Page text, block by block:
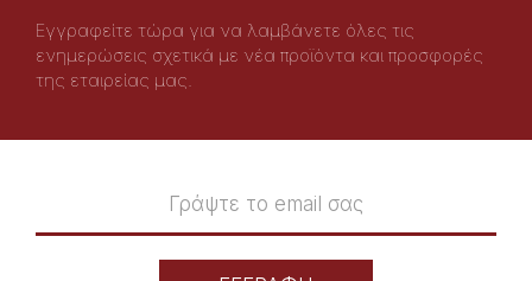
Εγγραφείτε τώρα για να λαμβάνετε όλες τις
ενημερώσεις σχετικά με νέα προϊόντα και προσφορές
της εταιρείας μας.